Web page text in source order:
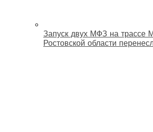
Запуск двух МФЗ на трассе
Ростовской области